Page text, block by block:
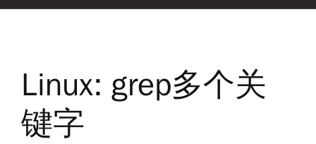
Linux: grep多个关
键字